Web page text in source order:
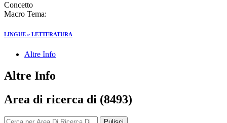
Concetto
Macro Tema:
LINGUE e LETTERATURA
Altre Info
Altre Info
Area di ricerca di (8493)